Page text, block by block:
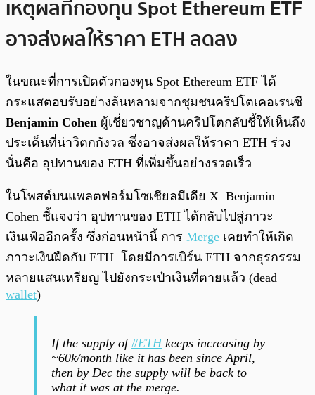
เหตุผลที่กองทุน Spot Ethereum ETF
อาจส่งผลให้ราคา ETH ลดลง
ในขณะที่การเปิดตัวกองทุน Spot Ethereum ETF ได้
กระแสตอบรับอย่างล้นหลามจากชุมชนคริปโตเคอเรนซี
Benjamin Cohen ผู้เชี่ยวชาญด้านคริปโตกลับชี้ให้เห็นถึง
ประเด็นที่น่าวิตกกังวล ซึ่งอาจส่งผลให้ราคา ETH ร่วง
นั่นคือ อุปทานของ ETH ที่เพิ่มขึ้นอย่างรวดเร็ว
ในโพสต์บนแพลตฟอร์มโซเชียลมีเดีย X Benjamin
Cohen ชี้แจงว่า อุปทานของ ETH ได้กลับไปสู่ภาวะ
เงินเฟ้ออีกครั้ง ซึ่งก่อนหน้านี้ การ Merge เคยทำให้เกิด
ภาวะเงินฝืดกับ ETH โดยมีการเบิร์น ETH จากธุรกรรม
หลายแสนเหรียญ ไปยังกระเป๋าเงินที่ตายแล้ว (dead
wallet)
If the supply of#ETHkeeps increasing by
~60k/month like it has been since April,
then by Dec the supply will be back to
what it was at the merge.